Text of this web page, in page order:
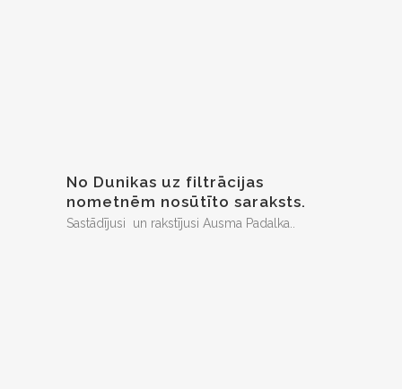
No Dunikas uz filtrācijas
nometnēm nosūtīto saraksts.
Sastādījusi un rakstījusi Ausma Padalka..